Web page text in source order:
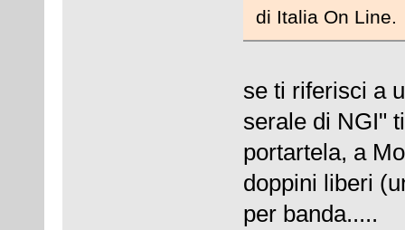
di Italia On Line.
se ti riferisci a
serale di NGI"
portartela, a
doppini liberi
per banda.....